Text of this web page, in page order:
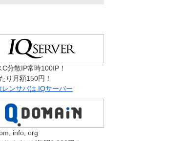
C分散IP常時100IP！
り月額150円！
レンサバは IQサーバー
info, org